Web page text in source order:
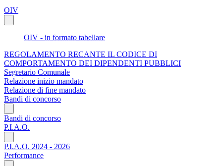
OIV
OIV - in formato tabellare
REGOLAMENTO RECANTE IL CODICE DI
COMPORTAMENTO DEI DIPENDENTI PUBBLICI
Segretario Comunale
Relazione inizio mandato
Relazione di fine mandato
Bandi di concorso
Bandi di concorso
P.I.A.O.
P.I.A.O. 2024 - 2026
Performance